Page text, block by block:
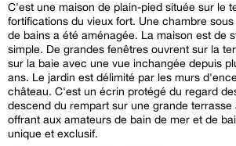
C'est une maison de plain-pied située sur le
fortifications du vieux fort. Une chambre
de bains a été aménagée. La maison est de
simple. De grandes fenêtres ouvrent sur la
sur la baie avec une vue inchangée depuis
ans. Le jardin est délimité par les murs
château. C'est un écrin protégé du regard
descend du rempart sur une grande terrasse
offrant aux amateurs de bain de mer et de
unique et exclusif.